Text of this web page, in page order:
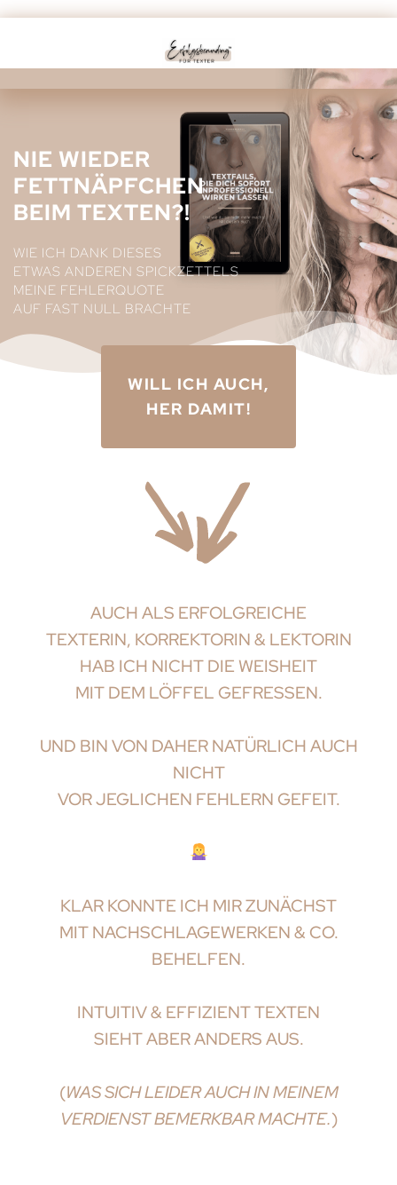
NIE WIEDER
FETTNÄPFCHEN
BEIM TEXTEN?!
WIE ICH DANK DIESES
ETWAS ANDEREN SPICKZETTELS
MEINE FEHLERQUOTE
AUF FAST NULL BRACHTE
WILL ICH AUCH,
HER DAMIT!
AUCH ALS ERFOLGREICHE
TEXTERIN, KORREKTORIN & LEKTORIN
HAB ICH NICHT DIE WEISHEIT
MIT DEM LÖFFEL GEFRESSEN.
UND BIN VON DAHER NATÜRLICH AUCH
NICHT
VOR JEGLICHEN FEHLERN GEFEIT.
KLAR KONNTE ICH MIR ZUNÄCHST
MIT NACHSCHLAGEWERKEN & CO.
BEHELFEN.
INTUITIV & EFFIZIENT TEXTEN
SIEHT ABER ANDERS AUS.
(WAS SICH LEIDER AUCH IN MEINEM
VERDIENST BEMERKBAR MACHTE.)